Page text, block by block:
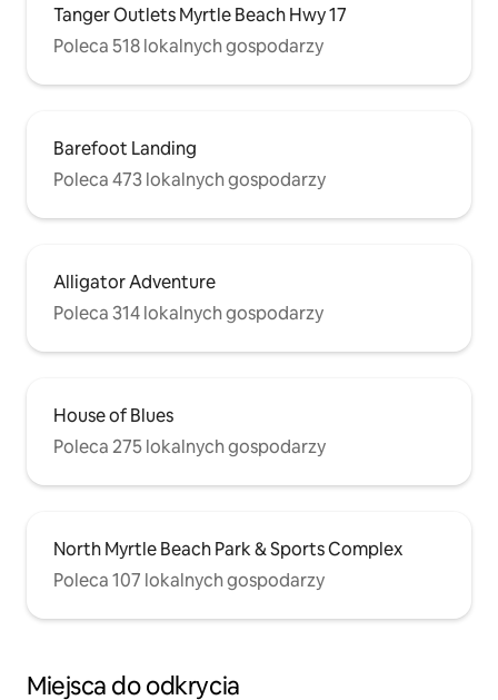
Tanger Outlets Myrtle Beach Hwy 17
Poleca 518 lokalnych gospodarzy
Barefoot Landing
Poleca 473 lokalnych gospodarzy
Alligator Adventure
Poleca 314 lokalnych gospodarzy
House of Blues
Poleca 275 lokalnych gospodarzy
North Myrtle Beach Park & Sports Complex
Poleca 107 lokalnych gospodarzy
Miejsca do odkrycia